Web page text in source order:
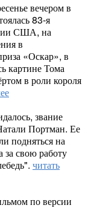
вечером в
83-я
США, на
в
«Оскар», в
картине Тома
в роли короля
звание
Портман. Ее
подняться на
за свою работу
читать
по версии